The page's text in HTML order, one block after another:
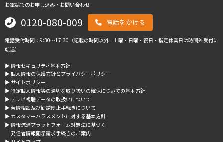
お電話でのお申し込み・お問い合わせ
0120-080-009 電話をかける
電話受付時間：9:30～17:30（記載の時間以外・土曜・日曜・祝日・指定休業日は時間外受付に
転送）
▶︎ 情報セキュリティ基本方針
▶︎ 個人情報の保護方針とプライバシーポリシー
▶︎ サイトポリシー
▶︎ 特定個人情報等の適切な取り扱いの確保についての基本方針
▶︎ テレビ視聴データの取扱いについて
▶︎ 苦情相談及び勧誘停止手続きについて
▶︎ カスタマーハラスメントに対する基本方針
▶︎ 情報流通プラットフォーム対処法に基づく
発信者情報開示請求手続きのご案内